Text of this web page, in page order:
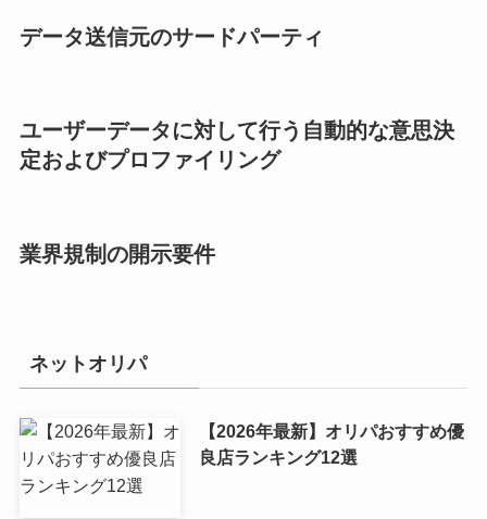
データ送信元のサードパーティ
ユーザーデータに対して行う自動的な意思決
定およびプロファイリング
業界規制の開示要件
ネットオリパ
【2026年最新】オリパおすすめ優
良店ランキング12選